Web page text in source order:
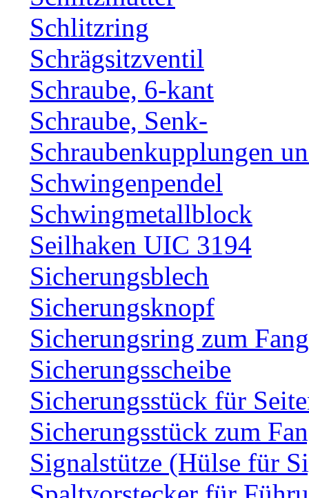
Schlitzring
Schrägsitzventil
Schraube, 6-kant
Schraube, Senk-
Schraubenkupplungen
Schwingenpendel
Schwingmetallblock
Seilhaken UIC 3194
Sicherungsblech
Sicherungsknopf
Sicherungsring zum
Sicherungsscheibe
Sicherungsstück für
Sicherungsstück zum
Signalstütze (Hülse für